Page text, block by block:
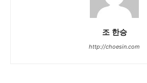
조 한승
http://choesin.com